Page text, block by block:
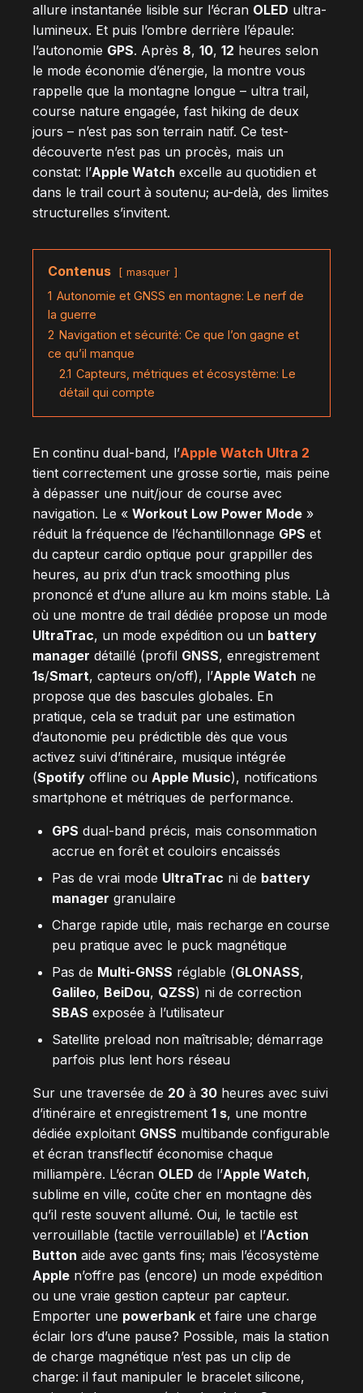
allure instantanée lisible sur l’écran OLED ultra-
lumineux. Et puis l’ombre derrière l’épaule:
l’autonomie GPS. Après 8, 10, 12 heures selon
le mode économie d’énergie, la montre vous
rappelle que la montagne longue – ultra trail,
course nature engagée, fast hiking de deux
jours – n’est pas son terrain natif. Ce test-
découverte n’est pas un procès, mais un
constat: l’Apple Watch excelle au quotidien et
dans le trail court à soutenu; au-delà, des limites
structurelles s’invitent.
Contenus masquer
1 Autonomie et GNSS en montagne: Le nerf de
la guerre
2 Navigation et sécurité: Ce que l’on gagne et
ce qu’il manque
2.1 Capteurs, métriques et écosystème: Le
détail qui compte
En continu dual-band, l’Apple Watch Ultra 2
tient correctement une grosse sortie, mais peine
à dépasser une nuit/jour de course avec
navigation. Le « Workout Low Power Mode »
réduit la fréquence de l’échantillonnage GPS et
du capteur cardio optique pour grappiller des
heures, au prix d’un track smoothing plus
prononcé et d’une allure au km moins stable. Là
où une montre de trail dédiée propose un mode
UltraTrac, un mode expédition ou un battery
manager détaillé (profil GNSS, enregistrement
1s/Smart, capteurs on/off), l’Apple Watch ne
propose que des bascules globales. En
pratique, cela se traduit par une estimation
d’autonomie peu prédictible dès que vous
activez suivi d’itinéraire, musique intégrée
(Spotify offline ou Apple Music), notifications
smartphone et métriques de performance.
GPS dual-band précis, mais consommation
accrue en forêt et couloirs encaissés
Pas de vrai mode UltraTrac ni de battery
manager granulaire
Charge rapide utile, mais recharge en course
peu pratique avec le puck magnétique
Pas de Multi-GNSS réglable (GLONASS,
Galileo, BeiDou, QZSS) ni de correction
SBAS exposée à l’utilisateur
Satellite preload non maîtrisable; démarrage
parfois plus lent hors réseau
Sur une traversée de 20 à 30 heures avec suivi
d’itinéraire et enregistrement 1 s, une montre
dédiée exploitant GNSS multibande configurable
et écran transflectif économise chaque
milliampère. L’écran OLED de l’Apple Watch,
sublime en ville, coûte cher en montagne dès
qu’il reste souvent allumé. Oui, le tactile est
verrouillable (tactile verrouillable) et l’Action
Button aide avec gants fins; mais l’écosystème
Apple n’offre pas (encore) un mode expédition
ou une vraie gestion capteur par capteur.
Emporter une powerbank et faire une charge
éclair lors d’une pause? Possible, mais la station
de charge magnétique n’est pas un clip de
charge: il faut manipuler le bracelet silicone,